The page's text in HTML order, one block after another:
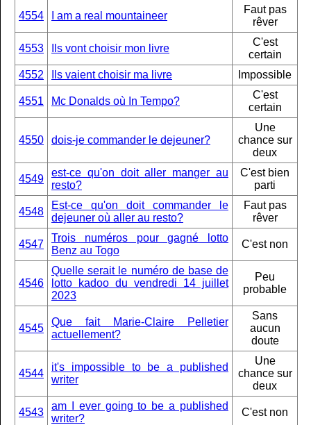
4554 I am a real mountaineer
Faut pas
rêver
4553 Ils vont choisir mon livre
C'est
certain
4552
Ils vaient choisir ma livre Impossible
4551 Mc Donalds où In Tempo?
C'est
certain
4550 dois-je commander le dejeuner?
Une
chance sur
deux
4549
est-ce qu'on doit aller manger au
resto?
C'est bien
parti
4548
Est-ce qu'on doit commander le
dejeuner où aller au resto?
Faut pas
rêver
4547
Trois numéros pour gagné lotto
Benz au Togo
C'est non
4546
Quelle serait le numéro de base de
lotto kadoo du vendredi 14 juillet
2023
Peu
probable
4545
Que fait Marie-Claire Pelletier
actuellement?
Sans
aucun
doute
4544
it's impossible to be a published
writer
Une
chance sur
deux
4543
am I ever going to be a published
writer?
C'est non